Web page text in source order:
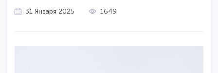
31 Января 2025 1649